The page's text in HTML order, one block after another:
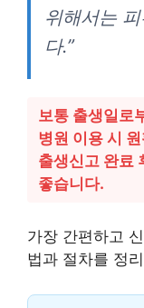
위해서는
다.”
보통 출생일로
병원 이용 시
출생신고 완료
좋습니다.
가장 간편하고
법과 절차를 정